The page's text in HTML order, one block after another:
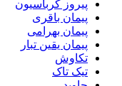
پیروز کرباسیون
پیمان باقری
پیمان بهرامی
پیمان یقین تبار
تکاوش
تیک تاک